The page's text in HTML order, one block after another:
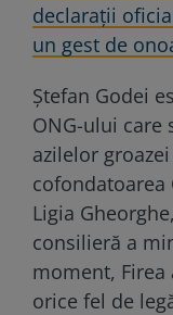
declarații
un gest de
Ștefan Godei
ONG-ului care
azilelor
cofondatoarea
Ligia
consilieră a
moment, Firea
orice fel de